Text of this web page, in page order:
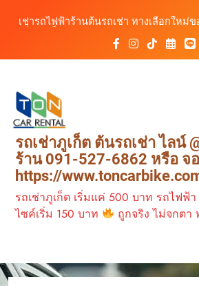
เช่ารถไฟฟ้าร้านต้นรถเช่า ทางเลือกใหม่ข
ต้นรถเช่ามอเตอร์ไซค์ภูเก็ต ราคาประหยัด
รถสะดวก 24 ชั่วโมง
สะดวก ราคาประหยัด เริ่มต้นเพียง 150 บา
ต้นรถเช่า ครบทุกฟังก์ชันการใช้งาน ครบทุ
รถ ตอบโจทย์ทุกการเดินทางในภูเก็ต
เช่ารถไฟฟ้าร้านต้นรถเช่า ทางเลือกใหม่ข
เที่ยวภูเก็ต ขับเงียบ ประหยัด และทันสมัย
ต้นรถเช่ามอเตอร์ไซค์ภูเก็ต ราคาประหยัด
รถสะดวก 24 ชั่วโมง
รถเช่าภูเก็ต ต้นรถเช่า ไลน์
ร้าน 091-527-6862 หรือ จ
https://
รถเช่าภูเก็ต เริ่มแค่ 500 บาท รถไฟฟ้
ไซค์เริ่ม 150 บาท
ถูกจริง ไม่จกต